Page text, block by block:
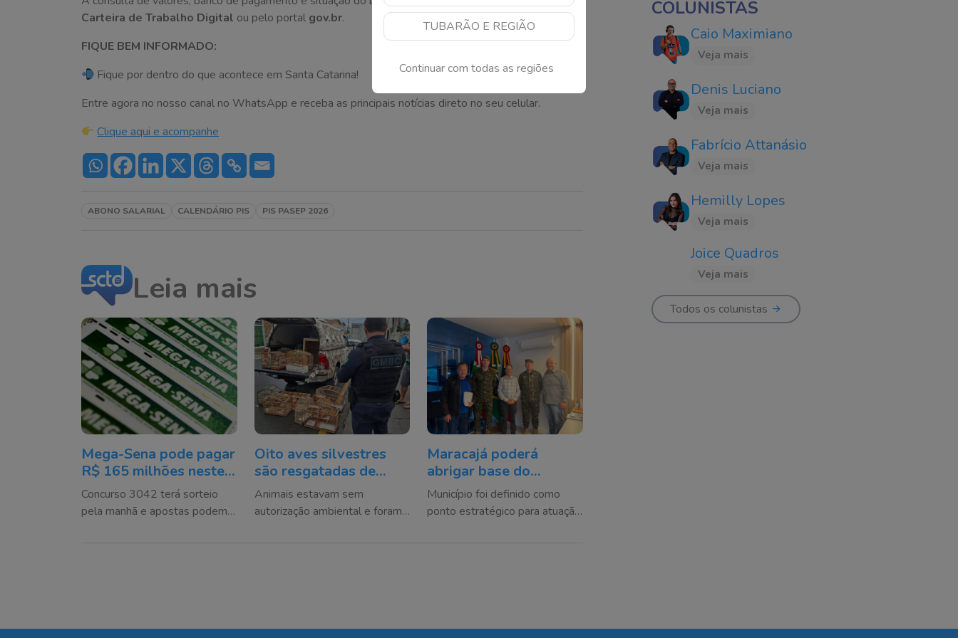
TUBARÃO E REGIÃO
Continuar com todas as regiões
Carteira de Trabalho Digital ou pelo portal gov.br.
FIQUE BEM INFORMADO:
Fique por dentro do que acontece em Santa Catarina!
Entre agora no nosso canal no WhatsApp e receba as principais notícias direto no seu celular.
Clique aqui e acompanhe
ABONO SALARIAL CALENDÁRIO PIS PIS PASEP 2026
Leia mais
Mega-Sena pode pagar
R$ 165 milhões neste
domingo; veja como
apostar
Concurso 3042 terá sorteio
pela manhã e apostas podem
Oito aves silvestres
são resgatadas de
cativeiro em Balneário
Camboriú
Animais estavam sem
autorização ambiental e foram
Maracajá poderá
abrigar base do
Exército em casos de
desastres climáticos
Município foi definido como
ponto estratégico para atuação
COLUNISTAS
Caio Maximiano
Veja mais
Denis Luciano
Veja mais
Fabrício Attanásio
Veja mais
Hemilly Lopes
Veja mais
Joice Quadros
Veja mais
Todos os colunistas